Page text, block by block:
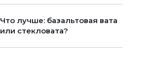
Что лучше: базальтовая вата
или стекловата?